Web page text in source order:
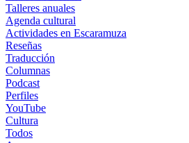
Talleres anuales
Agenda cultural
Actividades en Escaramuza
Reseñas
Traducción
Columnas
Podcast
Perfiles
YouTube
Cultura
Todos